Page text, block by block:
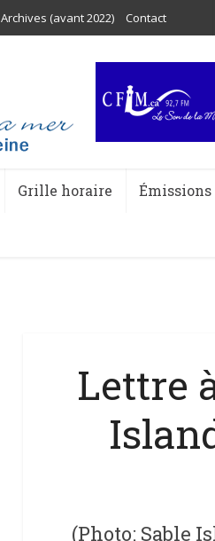
Archives (avant 2022) Contact
Grille horaire Émissions
Lettre
(Photo: Sable